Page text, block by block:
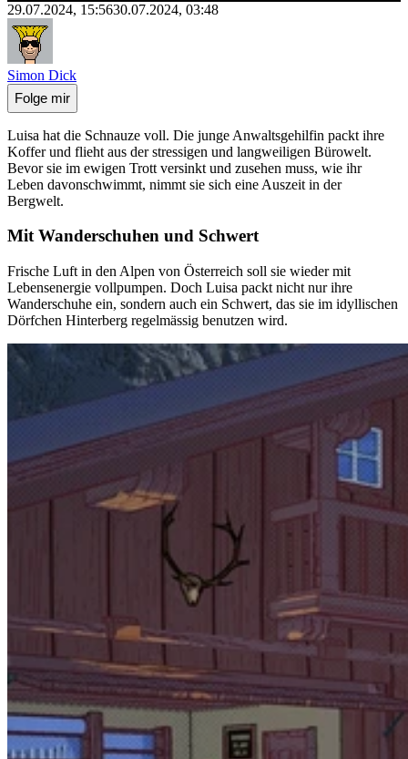
29.07.2024, 15:5630.07.2024, 03:48
Simon Dick
Folge mir
Luisa hat die Schnauze voll. Die junge Anwaltsgehilfin packt ihre
Koffer und flieht aus der stressigen und langweiligen Bürowelt.
Bevor sie im ewigen Trott versinkt und zusehen muss, wie ihr
Leben davonschwimmt, nimmt sie sich eine Auszeit in der
Bergwelt.
Mit Wanderschuhen und Schwert
Frische Luft in den Alpen von Österreich soll sie wieder mit
Lebensenergie vollpumpen. Doch Luisa packt nicht nur ihre
Wanderschuhe ein, sondern auch ein Schwert, das sie im idyllischen
Dörfchen Hinterberg regelmässig benutzen wird.